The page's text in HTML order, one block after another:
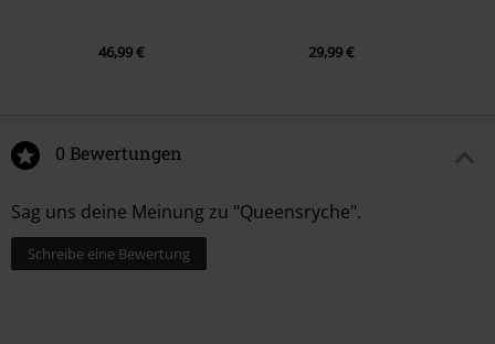
46,99 € 29,99 €
0 Bewertungen
Sag uns deine Meinung zu "Queensryche".
Schreibe eine Bewertung